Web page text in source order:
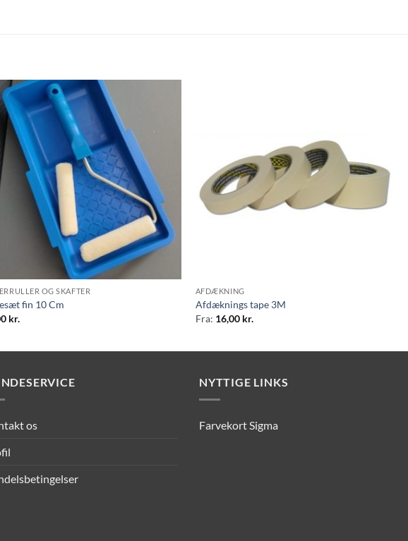
OG SKAFTER
fin 10 Cm
kr.
AFDÆKNING
Afdæknings tape 3M
Fra: 16,00 kr.
os
NYTTIGE LINKS
Farvekort Sigma